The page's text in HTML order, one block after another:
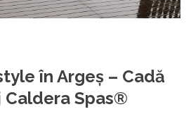
în Argeş – Cadă
Caldera Spas®